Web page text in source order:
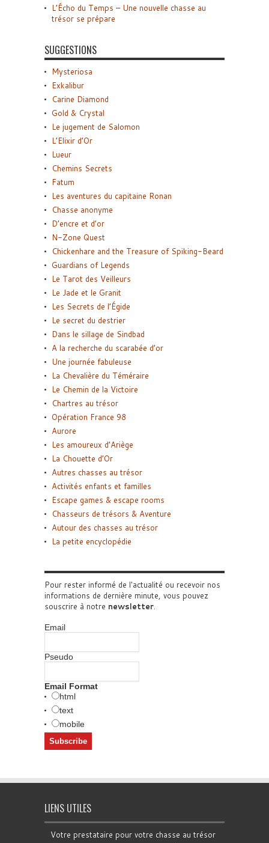
L’Écho du Temps – Une nouvelle chasse au
trésor se prépare
SUGGESTIONS
Mysteriosa
Exkalibur
Carine Diamond
Gold & Crystal
Le jugement de Salomon
L’Elixir d’Or
Lueur
Chemins Secrets
Fatum
Les aventures du capitaine Ronan
Chasse anonyme
D’encre et d’or
N-Zone Quest
Chickenhare and the Treasure of Spiking-Beard
Guardians of Legends
Le Tarot des Veilleurs
Le Jade et le Granit
Les Secrets de l’Égide
Le secret du destrier
Dans le sillage de Sindbad
A la recherche du scarabée d’or
Une journée fabuleuse
La Chevalière du Téméraire
Le Chemin de la Victoire
Chartres au trésor
Opération France 98
Aurore
Les amoureux d’Ariège
La Chouette d’Or
Autres chasses au trésor
Activités enfants et familles
Escape games & escape rooms
Chasseurs de trésors & Aventure
Autour des chasses au trésor
La petite encyclopédie
Pour rester informé de l'actualité ou recevoir nos
informations de dernière minute, vous pouvez
souscrire à notre newsletter.
Email
Pseudo
Email Format
html
text
mobile
LIENS UTILES
Votre prestataire pour votre chasse au trésor